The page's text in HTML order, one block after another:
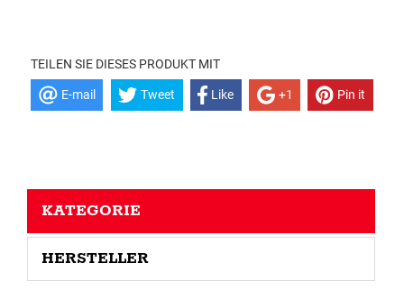
TEILEN SIE DIESES PRODUKT MIT
E-mail Tweet Like +1 Pin it
KATEGORIE
HERSTELLER